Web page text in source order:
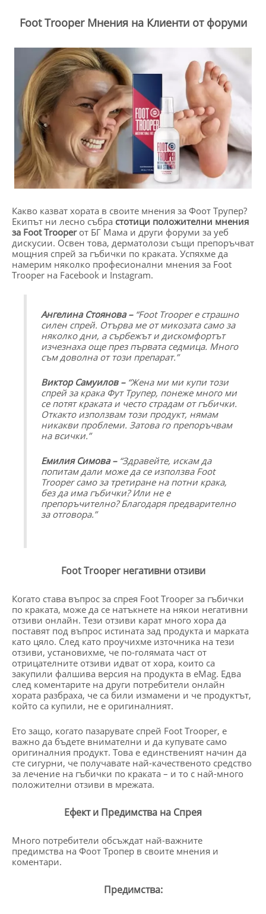
Foot Trooper Мнения на Клиенти от форуми
Какво казват хората в своите мнения за Фоот Трупер?
Екипът ни лесно събра стотици положителни мнения
за Foot Trooperот БГ Мама и други форуми за уеб
дискусии. Освен това, дерматолози същи препоръчват
мощния спрей за гъбички по краката. Успяхме да
намерим няколко професионални мнения за Foot
Trooper на Facebook и Instagram.
Ангелина Стоянова – “Foot Trooper е страшно
силен спрей. Отърва ме от микозата само за
няколко дни, а сърбежът и дискомфортът
изчезнаха още през първата седмица. Много
съм доволна от този препарат.”
Виктор Самуилов – “Жена ми ми купи този
спрей за крака Фут Трупер, понеже много ми
се потят краката и често страдам от гъбички.
Откакто използвам този продукт, нямам
никакви проблеми. Затова го препоръчвам
на всички.”
Емилия Симова – “Здравейте, искам да
попитам дали може да се използва Foot
Trooper само за третиране на потни крака,
без да има гъбички? Или не е
препоръчително? Благодаря предварително
за отговора.”
Foot Trooper негативни отзиви
Когато става въпрос за спрея Foot Trooper за гъбички
по краката, може да се натъкнете на някои негативни
отзиви онлайн. Тези отзиви карат много хора да
поставят под въпрос истината зад продукта и марката
като цяло. След като проучихме източника на тези
отзиви, установихме, че по-голямата част от
отрицателните отзиви идват от хора, които са
закупили фалшива версия на продукта в eMag. Едва
след коментарите на други потребители онлайн
хората разбраха, че са били измамени и че продуктът,
който са купили, не е оригиналният.
Ето защо, когато пазарувате спрей Foot Trooper, е
важно да бъдете внимателни и да купувате само
оригиналния продукт. Това е единственият начин да
сте сигурни, че получавате най-качественото средство
за лечение на гъбички по краката – и то с най-много
положителни отзиви в мрежата.
Ефект и Предимства на Спрея
Много потребители обсъждат най-важните
предимства на Фоот Тропер в своите мнения и
коментари.
Предимства: